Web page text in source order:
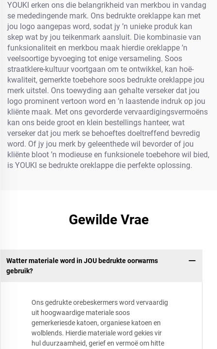
YOUKI erken ons die belangrikheid van merkbou in vandag
se mededingende mark. Ons bedrukte oreklappe kan met
jou logo aangepas word, sodat jy ’n unieke produk kan
skep wat by jou teikenmark aansluit. Die kombinasie van
funksionaliteit en merkbou maak hierdie oreklappe ’n
veelsoortige byvoeging tot enige versameling. Soos
straatklere-kultuur voortgaan om te ontwikkel, kan hoë-
kwaliteit, gemerkte toebehore soos bedrukte oreklappe jou
merk uitstel. Ons toewyding aan gehalte verseker dat jou
logo prominent vertoon word en ’n laastende indruk op jou
kliënte maak. Met ons gevorderde vervaardigingsvermoëns
kan ons beide groot en klein bestellings hanteer, wat
verseker dat jou merk se behoeftes doeltreffend bevredig
word. Of jy jou merk by geleenthede wil bevorder of jou
kliënte bloot ’n modieuse en funksionele toebehore wil bied,
is YOUKI se bedrukte oreklappe die perfekte oplossing.
Gewilde Vrae
Watter materiale word in JOU bedrukte oorwarms
gebruik?
Ons gedrukte orebeskermers word vervaardig
uit hoogwaardige materiale soos
gemerkeriesde katoen, organiese katoen en
wolblends. Hierdie materiale word gekies vir
hul duurzaamheid, gerief en vermoë om hitte